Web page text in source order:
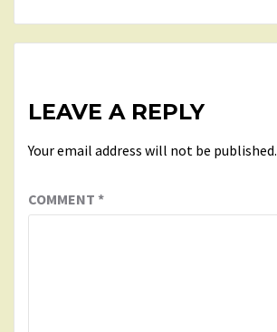
LEAVE A REPLY
Your email address will not be published.
COMMENT *